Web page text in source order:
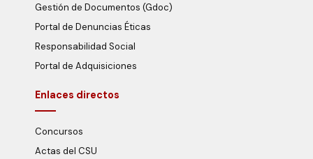
Gestión de Documentos (Gdoc)
Portal de Denuncias Éticas
Responsabilidad Social
Portal de Adquisiciones
Enlaces directos
Concursos
Actas del CSU